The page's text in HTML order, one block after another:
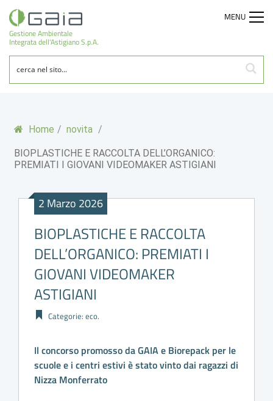
Gestione Ambientale
Integrata dell'Astigiano S.p.A.
MENU
Home / novita /
BIOPLASTICHE E RACCOLTA DELL’ORGANICO:
PREMIATI I GIOVANI VIDEOMAKER ASTIGIANI
2 Marzo 2026
BIOPLASTICHE E RACCOLTA
DELL’ORGANICO: PREMIATI I
GIOVANI VIDEOMAKER
ASTIGIANI
Categorie: eco.
Il concorso promosso da GAIA e Biorepack per le
scuole e i centri estivi è stato vinto dai ragazzi di
Nizza Monferrato